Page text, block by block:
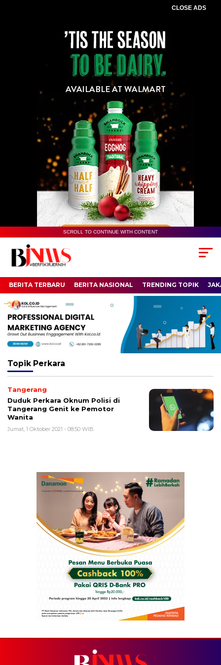
CLOSE ADS
SCROLL TO CONTINUE WITH CONTENT
BERITA TERBARU BERITA NASIONAL TRENDING TOPIK
Topik Perkara
Tangerang
Duduk Perkara Oknum Polisi di
Tangerang Genit ke Pemotor
Wanita
Jumat, 1 Oktober 2021 - 08:50 WIB